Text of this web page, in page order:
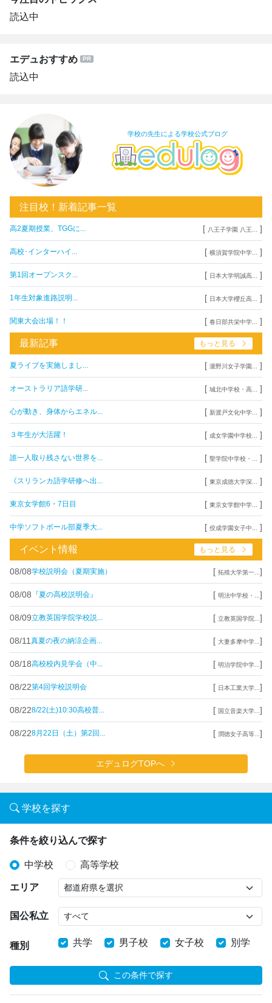
読込中
エデュおすすめ
読込中
学校の先生による学校公式ブログ
注目校！新着記事一覧
高2夏期授業、TGGに... [ 八王子学園 八王... ]
高校･インターハイ... [ 横須賀学院中学... ]
第1回オープンスク... [ 日本大学明誠高... ]
1年生対象進路説明... [ 日本大学櫻丘高... ]
関東大会出場！！ [ 春日部共栄中学... ]
最新記事 もっと見る
夏ライブを実施しまし... [ 瀧野川女子学園... ]
オーストラリア語学研... [ 城北中学校・高... ]
心が動き、身体からエネル... [ 新渡戸文化中学... ]
３年生が大活躍！ [ 成女学園中学校... ]
誰一人取り残さない世界を... [ 聖学院中学校・... ]
《スリランカ語学研修へ出... [ 東京成徳大学深... ]
東京女学館6・7日目 [ 東京女学館中学... ]
中学ソフトボール部夏季大... [ 佼成学園女子中... ]
イベント情報 もっと見る
08/08学校説明会（夏期実施） [ 拓殖大学第一... ]
08/08 『夏の高校説明会』 [ 明法中学校・... ]
08/09立教英国学院学校説... [ 立教英国学院... ]
08/11 真夏の夜の納涼企画... [ 大妻多摩中学... ]
08/18高校校内見学会（中... [ 明治学院中学... ]
08/22第4回学校説明会 [ 日本工業大学... ]
08/228/22(土)10:30高校普... [ 国立音楽大学... ]
08/228月22日（土）第2回... [ 潤徳女子高等... ]
エデュログTOPへ
学校を探す
条件を絞り込んで探す
中学校 高等学校
エリア
国公私立
種別 共学 男子校 女子校 別学
この条件で探す